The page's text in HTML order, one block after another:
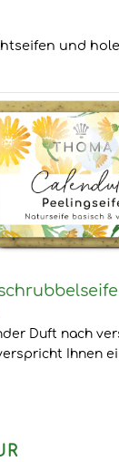
und
Duft nach
Ihnen